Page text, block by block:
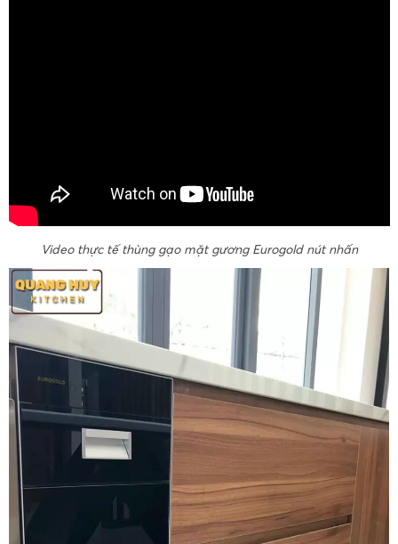
Video thực tế thùng gạo mặt gương Eurogold nút nhấn